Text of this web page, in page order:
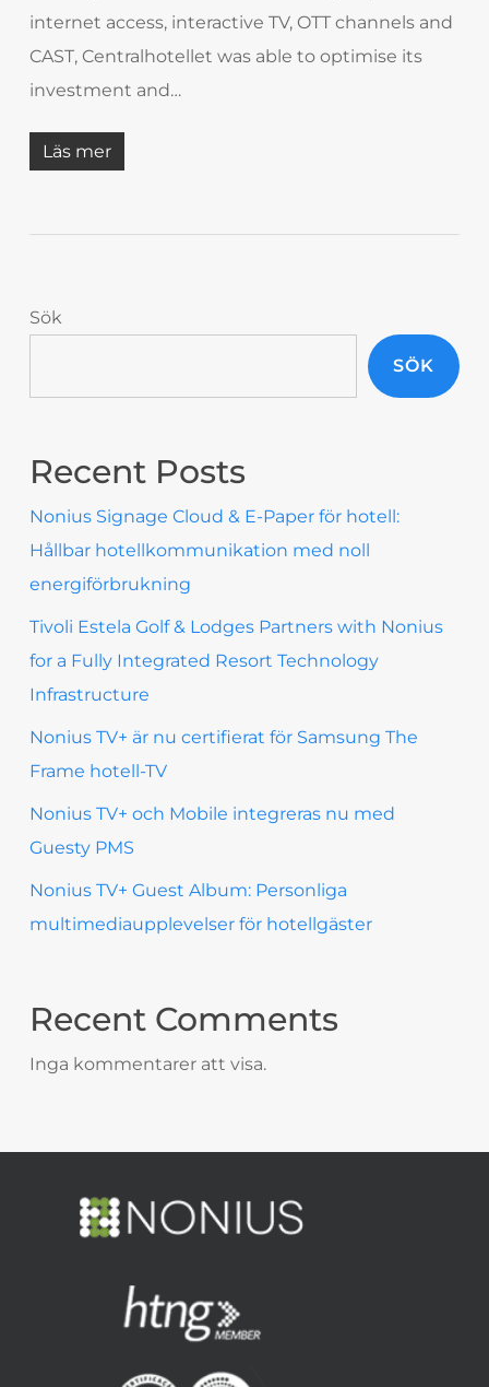
internet access, interactive TV, OTT channels and
CAST, Centralhotellet was able to optimise its
investment and…
Läs mer
Sök
SÖK
Recent Posts
Nonius Signage Cloud & E-Paper för hotell:
Hållbar hotellkommunikation med noll
energiförbrukning
Tivoli Estela Golf & Lodges Partners with Nonius
for a Fully Integrated Resort Technology
Infrastructure
Nonius TV+ är nu certifierat för Samsung The
Frame hotell-TV
Nonius TV+ och Mobile integreras nu med
Guesty PMS
Nonius TV+ Guest Album: Personliga
multimediaupplevelser för hotellgäster
Recent Comments
Inga kommentarer att visa.